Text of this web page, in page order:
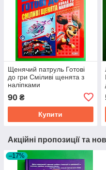
Щенячий патруль Готові
до гри Сміливі щенята з
наліпками
90 ₴
Купити
Акційні пропозиції та
–17%